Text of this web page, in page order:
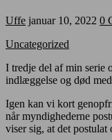
Uffe januar 10, 2022 0
Uncategorized
I tredje del af min serie
indlæggelse og død
Igen kan vi kort
når myndighederne
viser sig, at det postulat